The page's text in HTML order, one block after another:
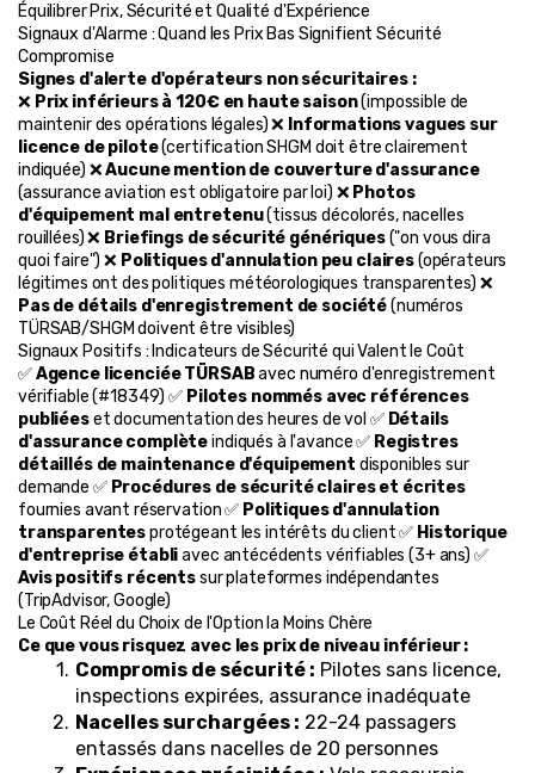
Équilibrer Prix, Sécurité et Qualité d'Expérience
Signaux d'Alarme : Quand les Prix Bas Signifient Sécurité
Compromise
Signes d'alerte d'opérateurs non sécuritaires :
❌ Prix inférieurs à 120€ en haute saison (impossible de
maintenir des opérations légales) ❌ Informations vagues sur
licence de pilote (certification SHGM doit être clairement
indiquée) ❌ Aucune mention de couverture d'assurance
(assurance aviation est obligatoire par loi) ❌ Photos
d'équipement mal entretenu (tissus décolorés, nacelles
rouillées) ❌ Briefings de sécurité génériques ("on vous dira
quoi faire") ❌ Politiques d'annulation peu claires (opérateurs
Pas de détails d'enregistrement de société (numéros
TÜRSAB/SHGM doivent être visibles)
Signaux Positifs : Indicateurs de Sécurité qui Valent le Coût
✅ Agence licenciée TÜRSAB avec numéro d'enregistrement
vérifiable (#18349) ✅ Pilotes nommés avec références
publiées et documentation des heures de vol ✅ Détails
d'assurance complète indiqués à l'avance ✅ Registres
détaillés de maintenance d'équipement disponibles sur
demande ✅ Procédures de sécurité claires et écrites
fournies avant réservation ✅ Politiques d'annulation
transparentes protégeant les intérêts du client ✅ Historique
d'entreprise établi
avec antécédents vérifiables (3+ ans) ✅
Avis positifs récents sur plateformes indépendantes
(TripAdvisor, Google)
Le Coût Réel du Choix de l'Option la Moins Chère
Ce que vous risquez avec les prix de niveau inférieur :
Compromis de sécurité : Pilotes sans licence,
inspections expirées, assurance inadéquate
Nacelles surchargées : 22-24 passagers
entassés dans nacelles de 20 personnes